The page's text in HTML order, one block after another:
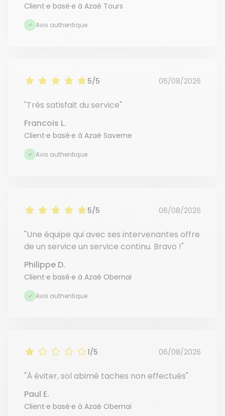
Client·e basé·e à Azaé Tours
Avis authentique
5/5 06/08/2026
"Très satisfait du service"
Francois L.
Client·e basé·e à Azaé Saverne
Avis authentique
5/5 06/08/2026
"Une équipe qui avec ses intervenantes offre
de un service un service continu. Bravo !"
Philippe D.
Client·e basé·e à Azaé Obernai
Avis authentique
1/5 06/08/2026
"À éviter, sol abimé taches non effectués"
Paul E.
Client·e basé·e à Azaé Obernai